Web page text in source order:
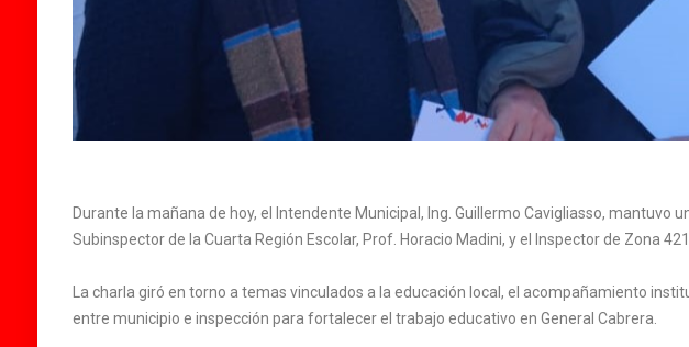
Durante la mañana de hoy, el Intendente Municipal, Ing. Guillermo Cavigliasso, mantuvo
Subinspector de la Cuarta Región Escolar, Prof. Horacio Madini, y el Inspector de Zona
La charla giró en torno a temas vinculados a la educación local, el acompañamiento
entre municipio e inspección para fortalecer el trabajo educativo en General Cabrera.